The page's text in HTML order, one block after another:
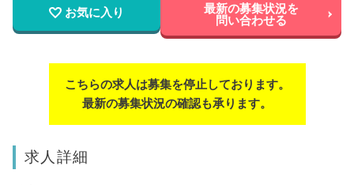
お気に入り 最新の募集状況を
問い合わせる
こちらの求人は募集を停止しております。
最新の募集状況の確認も承ります。
求人詳細